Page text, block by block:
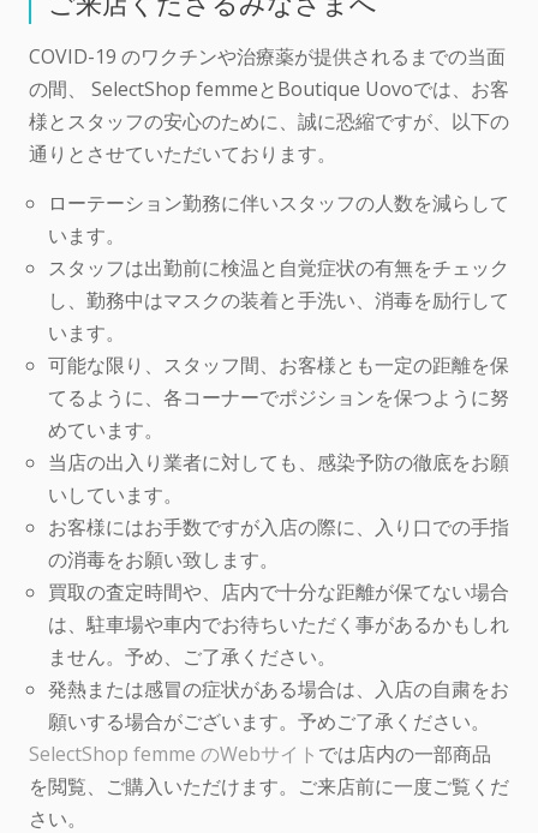
COVID-19 のワクチンや治療薬が提供されるまでの当面
の間、 SelectShop femmeとBoutique Uovoでは、お客
様とスタッフの安心のために、誠に恐縮ですが、以下の
通りとさせていただいております。
ローテーション勤務に伴いスタッフの人数を減らして
います。
スタッフは出勤前に検温と自覚症状の有無をチェック
し、勤務中はマスクの装着と手洗い、消毒を励行して
います。
可能な限り、スタッフ間、お客様とも一定の距離を保
てるように、各コーナーでポジションを保つように努
めています。
当店の出入り業者に対しても、感染予防の徹底をお願
いしています。
お客様にはお手数ですが入店の際に、入り口での手指
の消毒をお願い致します。
買取の査定時間や、店内で十分な距離が保てない場合
は、駐車場や車内でお待ちいただく事があるかもしれ
ません。予め、ご了承ください。
発熱または感冒の症状がある場合は、入店の自粛をお
願いする場合がございます。予めご了承ください。
SelectShop femme のWebサイト では店内の一部商品
を閲覧、ご購入いただけます。ご来店前に一度ご覧くだ
さい。